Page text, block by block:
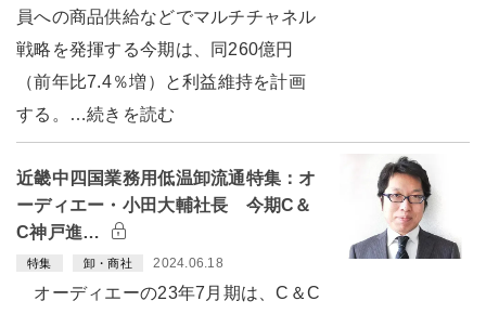
員への商品供給などでマルチチャネル
戦略を発揮する今期は、同260億円
（前年比7.4％増）と利益維持を計画
する。…続きを読む
近畿中四国業務用低温卸流通特集：オ
ーディエー・小田大輔社長 今期C＆
C神戸進…
特集 卸・商社 2024.06.18
オーディエーの23年7月期は、C＆C